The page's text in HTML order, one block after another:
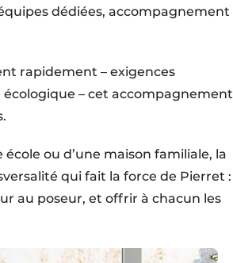
dédiées, accompagne­ment
rapidement – exi­gences
– cet accompagnement
école ou d’une maison familiale, la
qui fait la force de Pierret :
au poseur, et offrir à chacun les